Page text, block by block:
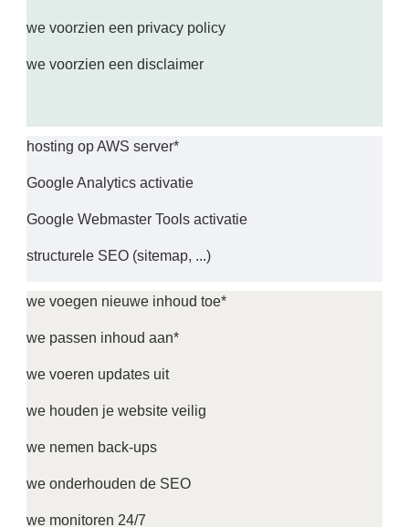
we voorzien een privacy policy
we voorzien een disclaimer
hosting op AWS server*
Google Analytics activatie
Google Webmaster Tools activatie
structurele SEO (sitemap, ...)
we voegen nieuwe inhoud toe*
we passen inhoud aan*
we voeren updates uit
we houden je website veilig
we nemen back-ups
we onderhouden de SEO
we monitoren 24/7